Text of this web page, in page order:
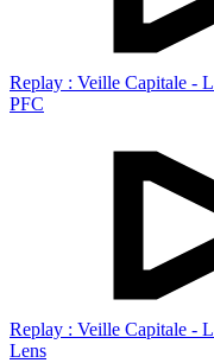
Replay : Veille Capitale -
PFC
Replay : Veille Capitale -
Lens